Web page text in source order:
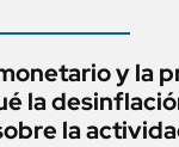
y la
la
la